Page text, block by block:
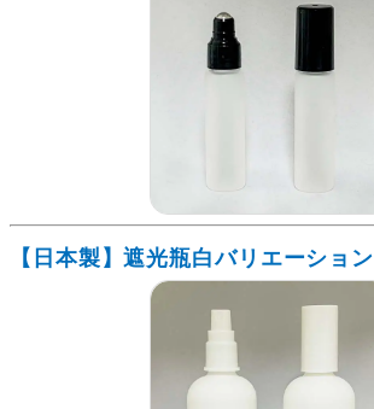
【日本製】遮光瓶白バリエーション